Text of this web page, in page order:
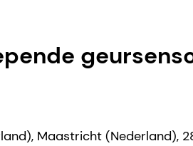
Maastricht (Nederland),